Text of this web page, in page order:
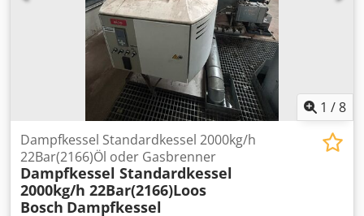
1 /8
Dampfkessel Standardkessel 2000kg/h
22Bar(2166)Öl oder Gasbrenner
Dampfkessel Standardkessel
2000kg/h 22Bar(2166)Loos
Bosch Dampfkessel